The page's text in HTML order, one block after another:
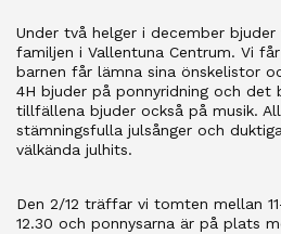
Under två helger i december
familjen i Vallentuna Centrum. Vi
barnen får lämna sina önskelistor
4H bjuder på ponnyridning och det
tillfällena bjuder också på musik.
stämningsfulla julsånger och
välkända julhits.
Den 2/12 träffar vi tomten mellan
12.30 och ponnysarna är på plats